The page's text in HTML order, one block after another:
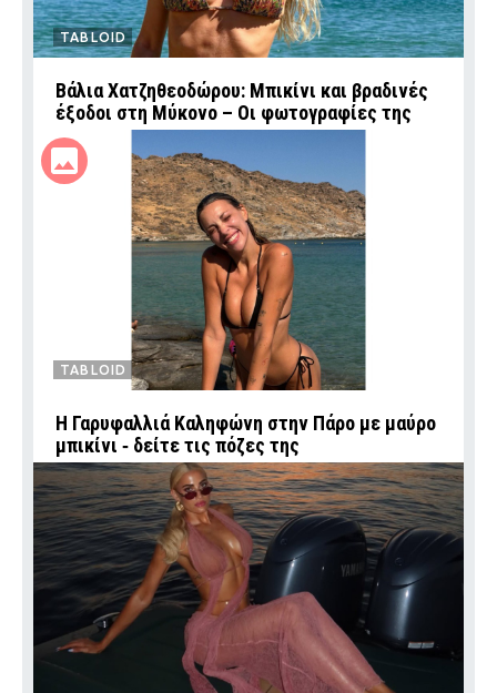
TABLOID
Βάλια Χατζηθεοδώρου: Μπικίνι και βραδινές
έξοδοι στη Μύκονο – Οι φωτογραφίες της
TABLOID
Η Γαρυφαλλιά Καληφώνη στην Πάρο με μαύρο
μπικίνι ‑ δείτε τις πόζες της